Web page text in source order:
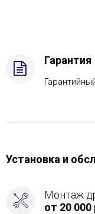
Гарантия
Установка и
Монтаж
от 20 000